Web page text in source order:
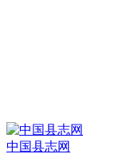
中国县志网